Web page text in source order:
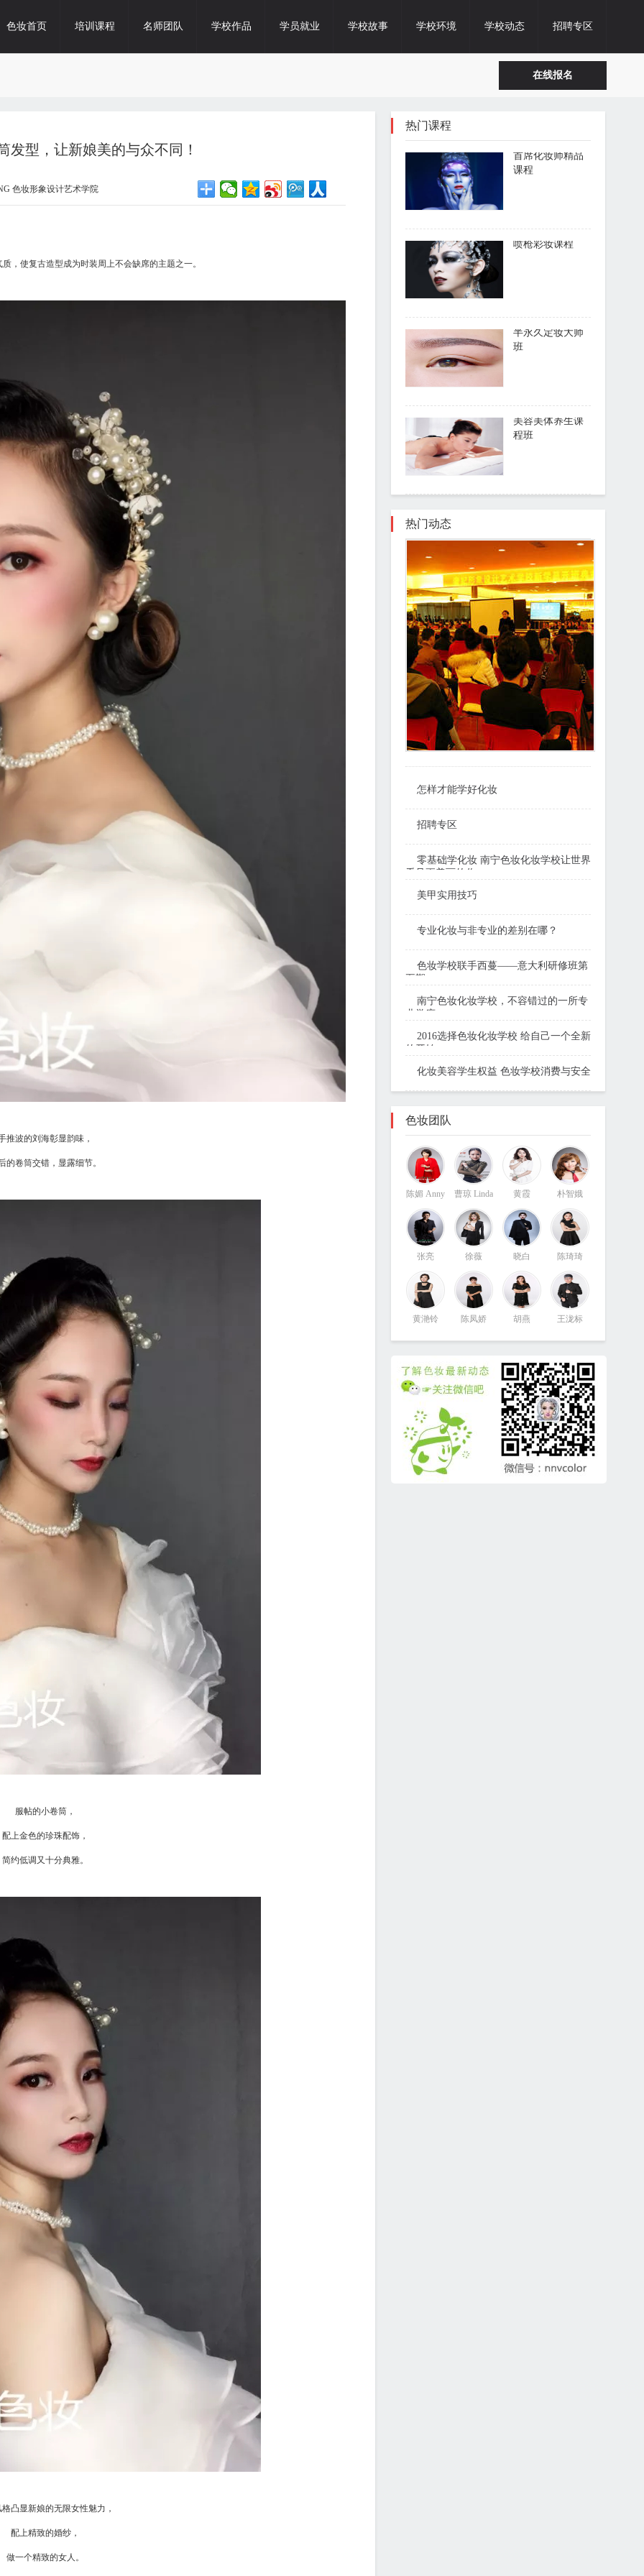
色妆首页 培训课程 名师团队 学校作品 学员就业 学校故事 学校环境 学校动态 招聘专区
在线报名
发型，让新娘美的与众不同！
色妆形象设计艺术学院
，使复古造型成为时装周上不会缺席的主题之一。
推波的刘海彰显韵味，
的卷筒交错，显露细节。
服帖的小卷筒，
配上金色的珍珠配饰，
简约低调又十分典雅。
凸显新娘的无限女性魅力，
配上精致的婚纱，
做一个精致的女人。
热门课程
首席化妆师精品
课程
喷枪彩妆课程
半永久定妆大师
班
美容美体养生课
程班
热门动态
怎样才能学好化妆
招聘专区
零基础学化妆 南宁色妆化妆学校让世界
看见更美丽的你
美甲实用技巧
专业化妆与非专业的差别在哪？
色妆学校联手西蔓——意大利研修班第
五期
南宁色妆化妆学校，不容错过的一所专
业学府
2016选择色妆化妆学校 给自己一个全新
的开始
化妆美容学生权益 色妆学校消费与安全
色妆团队
陈媚 Anny 曹琼 Linda 黄霞 朴智娥
张亮 徐薇 晓白 陈琦琦
黄滟铃 陈凤娇 胡燕 王泷标